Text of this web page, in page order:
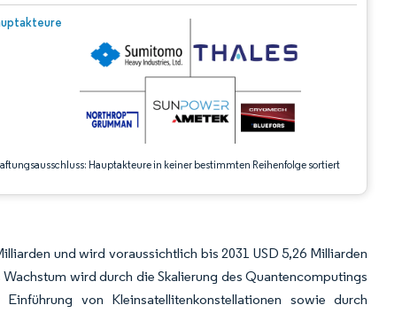
Hauptakteure in keiner bestimmten Reihenfolge sortiert
© Mordor Intelligence. Wiederverwendung erfordert Namensnennung gemäß CC BY 4.0.
und wird voraussichtlich bis 2031 USD 5,26 Milliarden
wird durch die Skalierung des Quantencomputings
von Kleinsatellitenkonstellationen sowie durch